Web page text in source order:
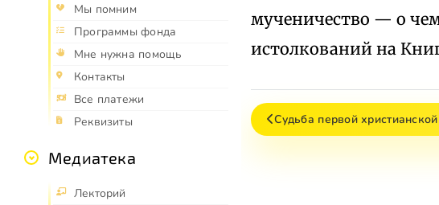
Мы помним
Программы фонда
Мне нужна помощь
Контакты
Все платежи
Реквизиты
Медиатека
Лекторий
мученичество — о чем
истолкований на
Судьба первой